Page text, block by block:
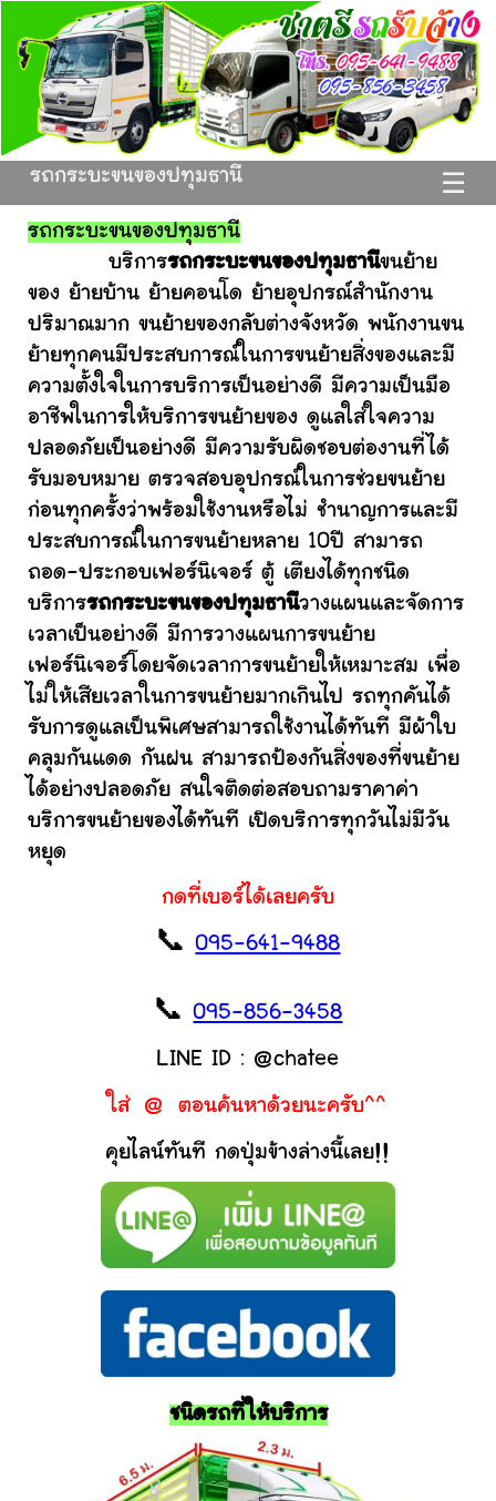
☰
รถกระบะขนของปทุมธานี
รถกระบะขนของปทุมธานี
บริการรถกระบะขนของปทุมธานีขนย้าย
ของ ย้ายบ้าน ย้ายคอนโด ย้ายอุปกรณ์สำนักงาน
ปริมาณมาก ขนย้ายของกลับต่างจังหวัด พนักงานขน
ย้ายทุกคนมีประสบการณ์ในการขนย้ายสิ่งของและมี
ความตั้งใจในการบริการเป็นอย่างดี มีความเป็นมือ
อาชีพในการให้บริการขนย้ายของ ดูแลใส่ใจความ
ปลอดภัยเป็นอย่างดี มีความรับผิดชอบต่องานที่ได้
รับมอบหมาย ตรวจสอบอุปกรณ์ในการช่วยขนย้าย
ก่อนทุกครั้งว่าพร้อมใช้งานหรือไม่ ชำนาญการและมี
ประสบการณ์ในการขนย้ายหลาย 10ปี สามารถ
ถอด-ประกอบเฟอร์นิเจอร์ ตู้ เตียงได้ทุกชนิด
บริการรถกระบะขนของปทุมธานีวางแผนและจัดการ
เวลาเป็นอย่างดี มีการวางแผนการขนย้าย
เฟอร์นิเจอร์โดยจัดเวลาการขนย้ายให้เหมาะสม เพื่อ
ไม่ให้เสียเวลาในการขนย้ายมากเกินไป รถทุกคันได้
รับการดูแลเป็นพิเศษสามารถใช้งานได้ทันที มีผ้าใบ
คลุมกันแดด กันฝน สามารถป้องกันสิ่งของที่ขนย้าย
ได้อย่างปลอดภัย สนใจติดต่อสอบถามราคาค่า
บริการขนย้ายของได้ทันที เปิดบริการทุกวันไม่มีวัน
หยุด
กดที่เบอร์ได้เลยครับ
📞095-641-9488
📞095-856-3458
LINE ID : @chatee
ใส่ @ ตอนค้นหาด้วยนะครับ^^
คุยไลน์ทันที กดปุ่มข้างล่างนี้เลย!!
ชนิดรถที่ให้บริการ